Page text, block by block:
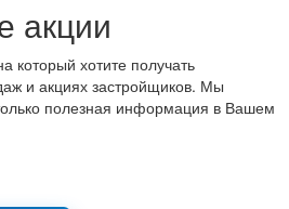
акции
который хотите получать
и акциях застройщиков. Мы
полезная информация в Вашем